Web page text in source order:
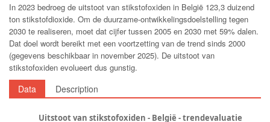
In 2023 bedroeg de uitstoot van stikstofoxiden in België 123,3 duizend
ton stikstofdioxide. Om de duurzame-ontwikkelingsdoelstelling tegen
2030 te realiseren, moet dat cijfer tussen 2005 en 2030 met 59% dalen.
Dat doel wordt bereikt met een voortzetting van de trend sinds 2000
(gegevens beschikbaar in november 2025). De uitstoot van
stikstofoxiden evolueert dus gunstig.
Data Description
Uitstoot van stikstofoxiden - België - trendevaluatie